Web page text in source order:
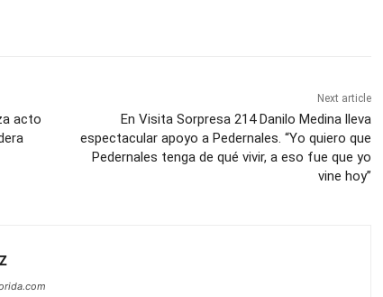
acto
Next article
En Visita Sorpresa 214 Danilo Medina lleva
espectacular apoyo a Pedernales. “Yo quiero que
Pedernales tenga de qué vivir, a eso fue que yo
vine hoy”